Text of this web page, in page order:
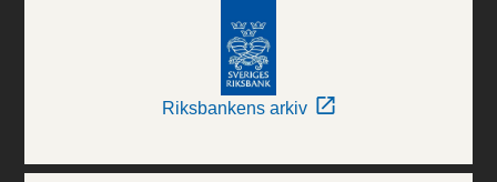
Riksbankens arkiv